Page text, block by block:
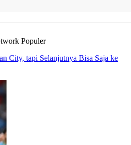
Populer
City, tapi Selanjutnya Bisa Saja ke